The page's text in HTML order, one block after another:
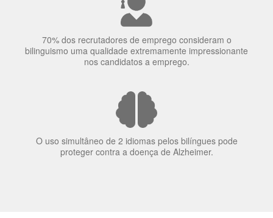
A língua que as pessoas falam molda a maneira como
elas veem o mundo
70% dos recrutadores de emprego consideram o
bilinguismo uma qualidade extremamente impressionante
nos candidatos a emprego.